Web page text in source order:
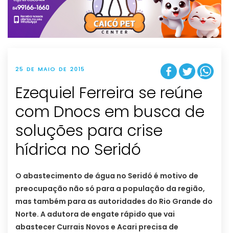
t
i
o
n
25 DE MAIO DE 2015
Ezequiel Ferreira se reúne
com Dnocs em busca de
soluções para crise
hídrica no Seridó
O abastecimento de água no Seridó é motivo de
preocupação não só para a população da região,
mas também para as autoridades do Rio Grande do
Norte. A adutora de engate rápido que vai
abastecer Currais Novos e Acari precisa de